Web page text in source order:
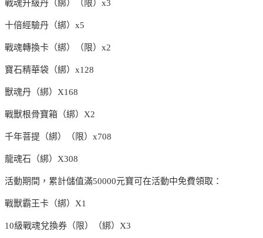
戰魂升級丹（綁）（限）x3
十倍經驗丹（綁）x5
戰魂轉換卡（綁）（限）x2
寶石精華袋（綁）x128
獸魂丹（綁）X168
戰獸根骨寶箱（綁）X2
千年菩提（綁）（限）x708
龍魂石（綁）X308
活動期間，累計儲值滿50000元寶可在活動中免費領取：
戰獸霸王卡（綁）X1
10級戰魂兌換券（限）（綁）X3